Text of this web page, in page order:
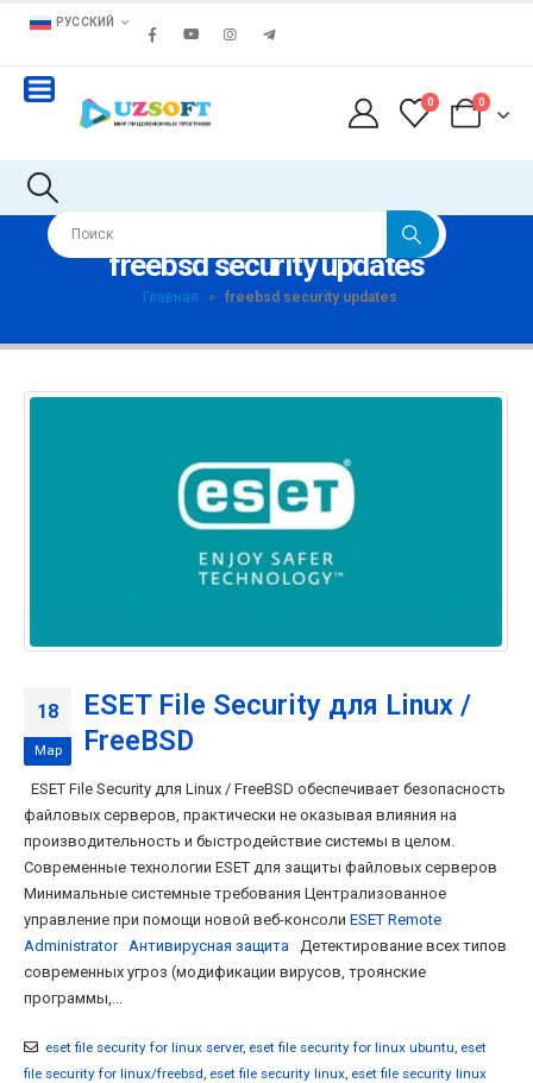
РУССКИЙ
0 0
freebsd security updates
Главная » freebsd security updates
18
Мар
ESET File Security для Linux /
FreeBSD
ESET File Security для Linux / FreeBSD обеспечивает безопасность
файловых серверов, практически не оказывая влияния на
производительность и быстродействие системы в целом.
Современные технологии ESET для защиты файловых серверов
Минимальные системные требования Централизованное
управление при помощи новой веб-консоли ESET Remote
Administrator Антивирусная защита Детектирование всех типов
современных угроз (модификации вирусов, троянские
программы,...
eset file security for linux server, eset file security for linux ubuntu eset
file security for linux/freebsd eset file security linux eset file security linux